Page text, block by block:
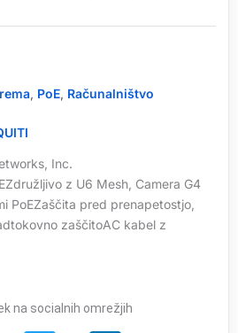
, PoE, Računalništvo
Inc.
z U6 Mesh, Camera G4
PoEZaščita pred prenapetostjo,
zaščitoAC kabel z
na socialnih omrežjih